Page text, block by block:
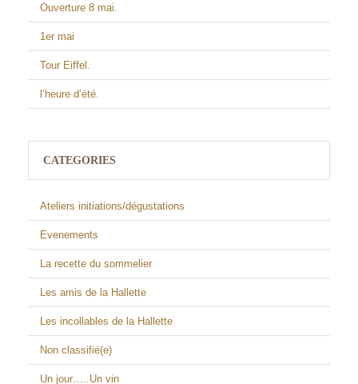
Ouverture 8 mai.
1er mai
Tour Eiffel.
l’heure d’été.
CATEGORIES
Ateliers initiations/dégustations
Evenements
La recette du sommelier
Les amis de la Hallette
Les incollables de la Hallette
Non classifié(e)
Un jour…..Un vin